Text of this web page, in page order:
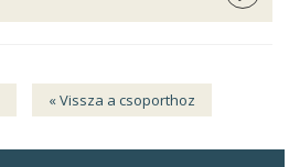
« Vissza a csoporthoz